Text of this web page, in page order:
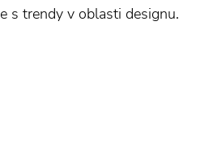
s trendy v oblasti designu.